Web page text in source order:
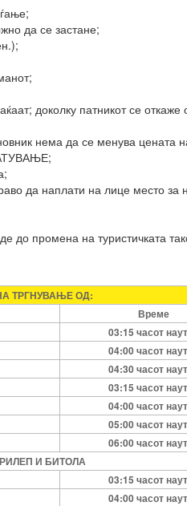
да се застане;
доколку патникот се откаже
нема да се менува цената
да наплати на лице место за
до промена на туристичката
ТРГНУВАЊЕ ОД:
Време
03:15 часот
04:00 часот
04:30 часот
03:15 часот
04:00 часот
05:00 часот
06:00 часот
И БИТОЛА
03:15 часот
04:00 часот